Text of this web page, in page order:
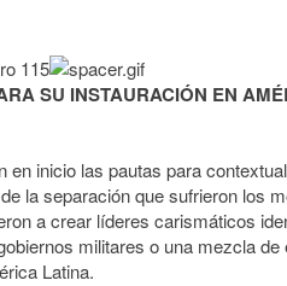
SU INSTAURACIÓN EN
inicio las pautas para
la separación que sufrieron los
a crear líderes carismáticos
militares o una mezcla
Latina.